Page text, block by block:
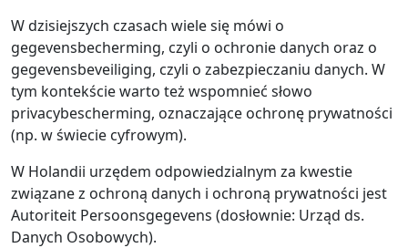
W dzisiejszych czasach wiele się mówi o
gegevensbecherming, czyli o ochronie danych oraz o
gegevensbeveiliging, czyli o zabezpieczaniu danych. W
tym kontekście warto też wspomnieć słowo
privacybescherming, oznaczające ochronę prywatności
(np. w świecie cyfrowym).
W Holandii urzędem odpowiedzialnym za kwestie
związane z ochroną danych i ochroną prywatności jest
Autoriteit Persoonsgegevens (dosłownie: Urząd ds.
Danych Osobowych).